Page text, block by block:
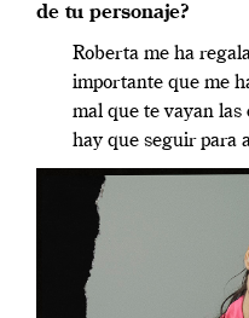
de tu personaje?
Roberta me ha
importante que me
mal que te vayan las
hay que seguir para